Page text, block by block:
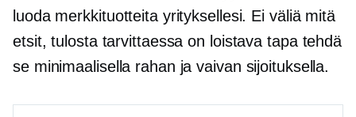
luoda merkkituotteita yrityksellesi. Ei väliä mitä
etsit,tulosta tarvittaessa on loistava tapa tehdä
se minimaalisella rahan ja vaivan sijoituksella.